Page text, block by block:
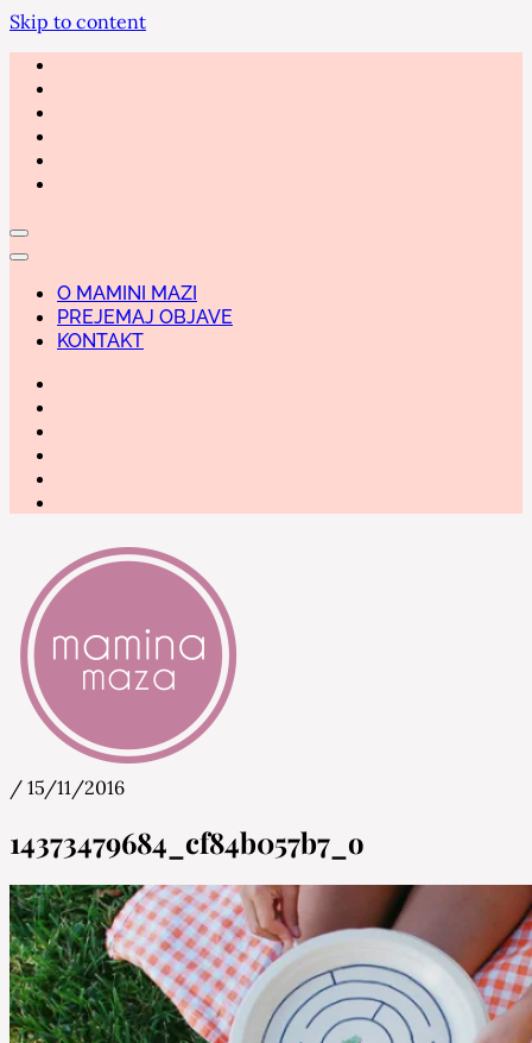
Skip to content
O MAMINI MAZI
PREJEMAJ OBJAVE
KONTAKT
Mamina Maza
/ 15/11/2016
14373479684_cf84b057b7_o